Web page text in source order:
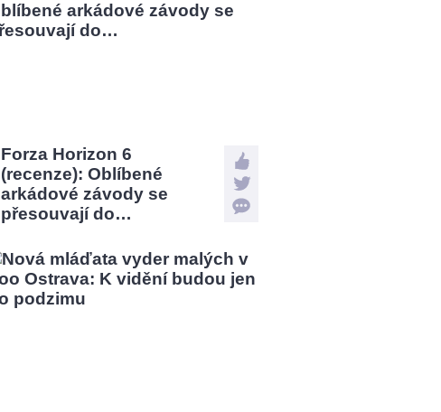
Forza Horizon 6
(recenze): Oblíbené
arkádové závody se
přesouvají do…